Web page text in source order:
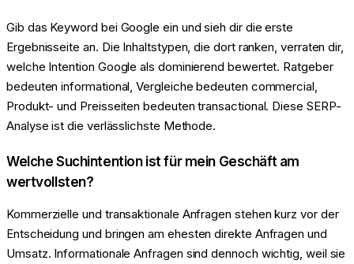
Gib das Keyword bei Google ein und sieh dir die erste
Ergebnisseite an. Die Inhaltstypen, die dort ranken, verraten dir,
welche Intention Google als dominierend bewertet. Ratgeber
bedeuten informational, Vergleiche bedeuten commercial,
Produkt- und Preisseiten bedeuten transactional. Diese SERP-
Analyse ist die verlässlichste Methode.
Welche Suchintention ist für mein Geschäft am
wertvollsten?
Kommerzielle und transaktionale Anfragen stehen kurz vor der
Entscheidung und bringen am ehesten direkte Anfragen und
Umsatz. Informationale Anfragen sind dennoch wichtig, weil sie